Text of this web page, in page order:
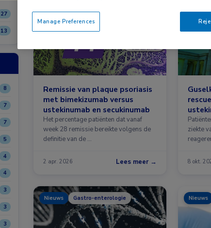
27
13
8
7
7
5
4
4
3
3
3
Remissie van plaque psoriasis
met bimekizumab versus
ustekinumab en secukinumab
Het percentage patiënten dat vanaf
week 28 remissie bereikte volgens de
definitie van de …
2 apr. 2026 Lees meer →
ziekte
8 okt.
Nieuws Gastro-enterologie Nieuws
Manage Preferences